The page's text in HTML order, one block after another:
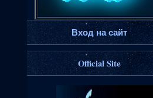
Вход на сайт
Official Site